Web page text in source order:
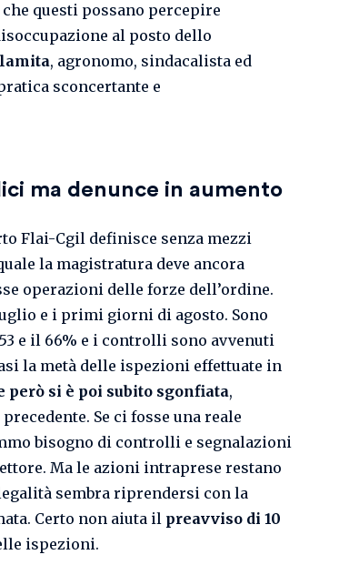
questi possano percepire
al posto dello
, agronomo, sindacalista ed
sconcertante e
ma denunce in aumento
Flai-Cgil definisce senza mezzi
la magistratura deve ancora
operazioni delle forze dell’ordine.
e i primi giorni di agosto. Sono
e il 66% e i controlli sono avvenuti
la metà delle ispezioni effettuate in
però si è poi subito sgonfiata,
Se ci fosse una reale
bisogno di controlli e segnalazioni
Ma le azioni intraprese restano
sembra riprendersi con la
Certo non aiuta il preavviso di 10
ispezioni.